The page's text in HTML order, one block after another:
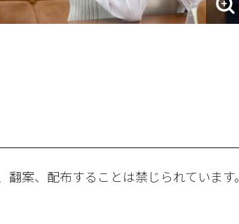
案、配布することは禁じられています。